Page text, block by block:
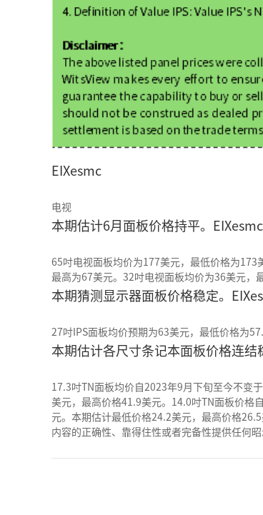
EIXesmc
电视
本期估计6月面板价格持平。EIXesmc
65吋电视面板均价为177美元，最低价格为173
最高为67美元。32吋电视面板均价为36美元，
本期猜测显示器面板价格稳定。
27吋IPS面板均价预期为63美元，最低价格为
本期估计各尺寸条记本面板价格连结
17.3吋TN面板均价自2023年9月下旬至今不变
美元，最高价格41.9美元。14.0吋TN面板价格
元。本期估计最低价格24.2美元，最高价格
内容的正确性、靠得住性或者完备性提供任何